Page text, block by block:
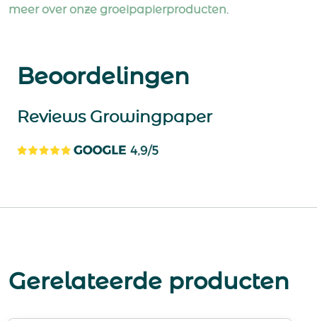
meer over onze groeipapierproducten.
Beoordelingen
Reviews Growingpaper
Gerelateerde producten